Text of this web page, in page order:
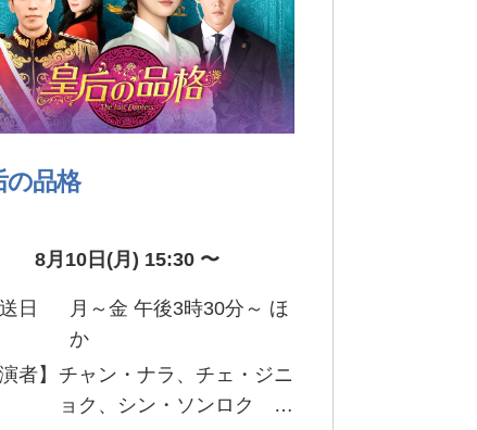
の品格
8月10日(月) 15:30 〜
日
月～金 午後3時30分～ ほ
か
者】
チャン・ナラ、チェ・ジニ
ョク、シン・ソンロク ほ